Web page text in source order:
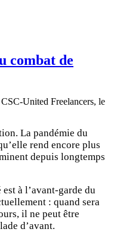
combat de
United Freelancers, le
La pandémie du
rend encore plus
depuis longtemps
à l’avant-garde du
: quand sera
il ne peut être
d’avant.